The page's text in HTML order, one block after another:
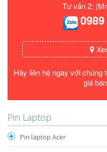
Tư vấn 2:
Hãy liên hệ ngay với chúng
giá
Pin Laptop
Pin laptop Acer